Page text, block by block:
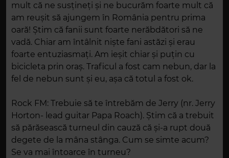
mult că ne susțineți și ne bucurăm foarte mult că
am reușit să ajungem în România pentru prima
oară! Știm că fanii sunt foarte nerăbdători să ne
vadă. Chiar am întâlnit niște fani astăzi și erau
foarte entuziasmați. Am ieșit chiar și puțin cu
bicicleta prin oraș. Traficul a fost cam nebun, dar la
fel de nebun sunt și eu, așa că totul a fost ok.
Rock FM: Trebuie să te întrebăm de Jerry (nr. Jerry
Horton- lead guitar Papa Roach). Știm că a trebuit
să părăsească turneul din cauză că și-a rupt două
degete de la mâna stânga. Cum se simte acum?
Se va mai întoarce în turneu?